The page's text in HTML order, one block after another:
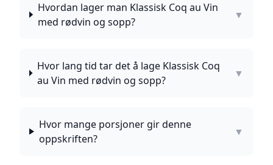
Hvordan lager man Klassisk Coq au Vin
med rødvin og sopp?
▼
Hvor lang tid tar det å lage Klassisk Coq
au Vin med rødvin og sopp?
▼
Hvor mange porsjoner gir denne
oppskriften?
▼